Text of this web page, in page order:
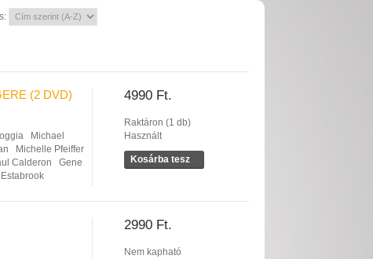
4990 Ft.
Raktáron (1 db)
Használt
Kosárba tesz
(2 DVD)
Michael
Michelle Pfeiffer
Calderon
Gene
2990 Ft.
Nem kapható